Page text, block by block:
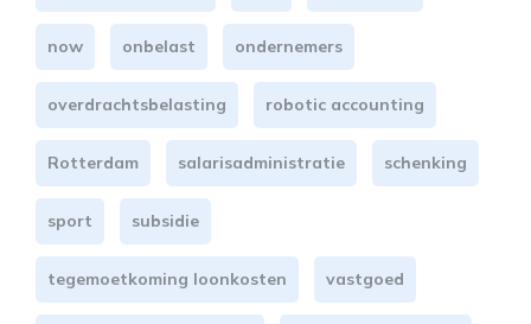
now onbelast ondernemers
overdrachtsbelasting robotic accounting
Rotterdam salarisadministratie schenking
sport subsidie
tegemoetkoming loonkosten vastgoed